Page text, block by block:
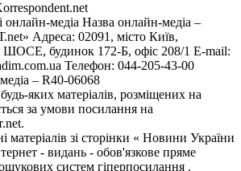
онлайн-медіа Назва онлайн-медіа –
Адреса: 02091, місто Київ,
будинок 172-Б, офіс 208/1 E-mail:
Телефон: 044-205-43-00
– R40-06068
яких матеріалів, розміщених на
за умови посилання на
матеріалів зі сторінки « Новини України
- видань - обов'язкове пряме
систем гіперпосилання .